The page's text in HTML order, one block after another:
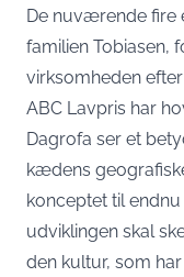
De nuværende fire
familien Tobiasen,
virksomheden
ABC Lavpris har
Dagrofa ser et
kædens
konceptet til
udviklingen skal
den kultur, som